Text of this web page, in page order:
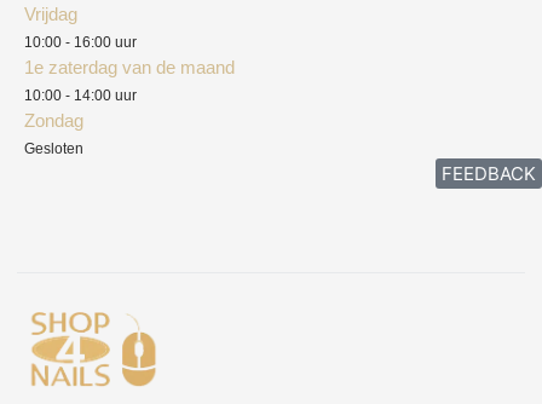
Vrijdag
10:00 - 16:00 uur
1e zaterdag van de maand
10:00 - 14:00 uur
Zondag
Gesloten
FEEDBACK